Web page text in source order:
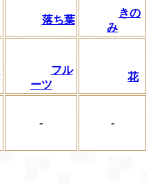
落ち葉
きの
み
フル
ーツ
花
- -